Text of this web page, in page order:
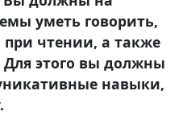
уметь говорить,
чтении, а также
этого вы должны
навыки,